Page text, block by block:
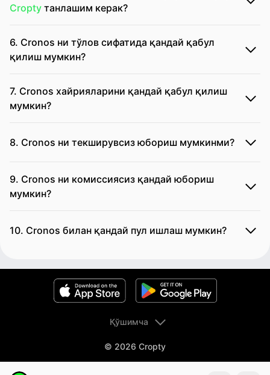
Cropty танлашим керак?
6. Cronos ни тўлов сифатида қандай қабул
қилиш мумкин?
7. Cronos хайрияларини қандай қабул қилиш
мумкин?
8. Cronos ни текширувсиз юбориш мумкинми?
9. Cronos ни комиссиясиз қандай юбориш
мумкин?
10. Cronos билан қандай пул ишлаш мумкин?
© 2026 Cropty
Қўшимча